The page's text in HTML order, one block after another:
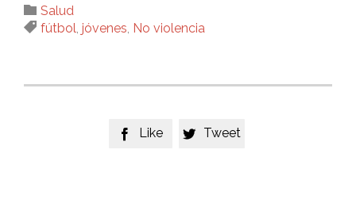
 Category
Salud
 Tags
fútbol, jóvenes, No violencia
 Like  Tweet